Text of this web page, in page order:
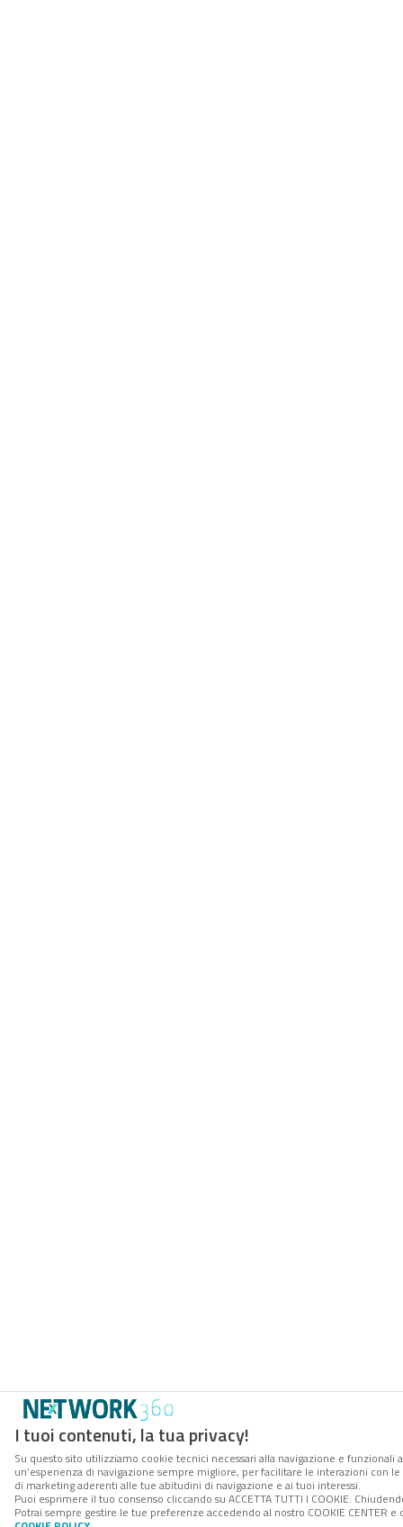
I tuoi contenuti, la tua privacy!
Su questo sito utilizziamo cookie tecnici necessari alla navigazione e
un’esperienza di navigazione sempre migliore, per facilitare le interazioni con
di marketing aderenti alle tue abitudini di navigazione e ai tuoi interessi.
Puoi esprimere il tuo consenso cliccando su ACCETTA TUTTI I COOKIE.
Potrai sempre gestire le tue preferenze accedendo al nostro COOKIE